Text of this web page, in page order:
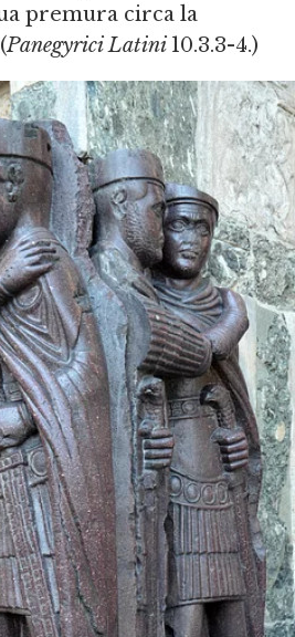
premura circa la
Panegyrici Latini 10.3.3-4.)